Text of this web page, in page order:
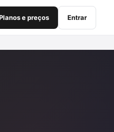
e preços Entrar